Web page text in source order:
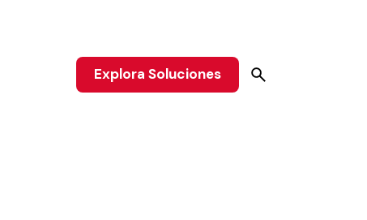
Explora Soluciones